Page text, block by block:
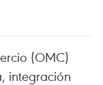
(OMC)
integración